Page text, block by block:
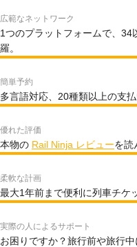
広範なネットワーク
1つのプラットフォームで、
羅。
簡単予約
多言語対応、20種類以上の支
優れた評価
本物の Rail Ninja レビューを読
柔軟な計画
最大1年前まで便利に列車チケ
実際の人によるサポート
お困りですか？旅行前や旅行